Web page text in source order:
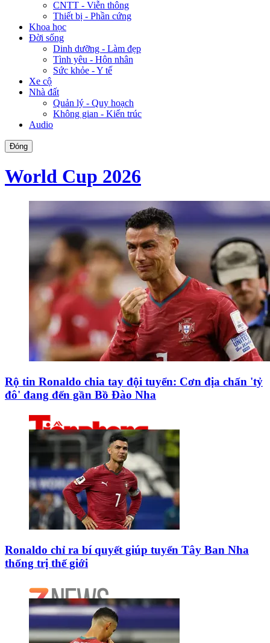
CNTT - Viễn thông
Thiết bị - Phần cứng
Khoa học
Đời sống
Dinh dưỡng - Làm đẹp
Tình yêu - Hôn nhân
Sức khỏe - Y tế
Xe cộ
Nhà đất
Quản lý - Quy hoạch
Không gian - Kiến trúc
Audio
Đóng
World Cup 2026
Rộ tin Ronaldo chia tay đội tuyển: Cơn địa chấn 'tỷ
đô' đang đến gần Bồ Đào Nha
Ronaldo chỉ ra bí quyết giúp tuyển Tây Ban Nha
thống trị thế giới